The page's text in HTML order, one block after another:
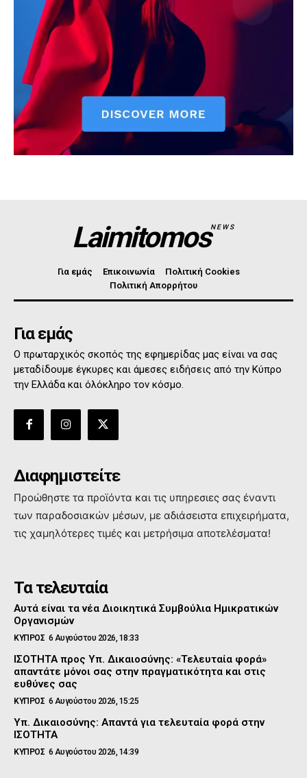
LaimitomosNEWS
Για εμάς Επικοινωνία
Πολιτική Cookies
Πολιτική Απορρήτου
Για εμάς
Ο πρωταρχικός σκοπός της εφημερίδας μας είναι να σας
μεταδίδουμε έγκυρες και άμεσες ειδήσεις από την Κύπρο
την Ελλάδα και όλόκληρο τον κόσμο.
Διαφημιστείτε
Προώθηστε τα προϊόντα και τις υπηρεσιες σας έναντι
των παραδοσιακών μέσων, με αδιάσειστα επιχειρήματα,
τις χαμηλότερες τιμές και μετρήσιμα αποτελέσματα!
Τα τελευταία
Αυτά είναι τα νέα Διοικητικά Συμβούλια Ημικρατικών
Οργανισμών
ΚΥΠΡΟΣ 6 Αυγούστου 2026, 18:33
ΙΣΟΤΗΤΑ προς Υπ. Δικαιοσύνης: «Τελευταία φορά»
απαντάτε μόνοι σας στην πραγματικότητα και στις
ευθύνες σας
ΚΥΠΡΟΣ 6 Αυγούστου 2026, 15:25
Υπ. Δικαιοσύνης: Απαντά για τελευταία φορά στην
ΙΣΟΤΗΤΑ
ΚΥΠΡΟΣ 6 Αυγούστου 2026, 14:39